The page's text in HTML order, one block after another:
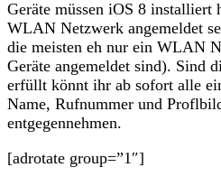
Geräte müssen iOS 8 installiert
WLAN Netzwerk angemeldet
die meisten eh nur ein WLAN
Geräte angemeldet sind). Sind
erfüllt könnt ihr ab sofort alle
Name, Rufnummer und
entgegennehmen.
[adrotate group=”1″]